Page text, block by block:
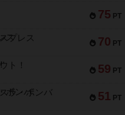
75 PT
70 PT
プレス
59 PT
ト！
51 PT
ラ・ボンバ